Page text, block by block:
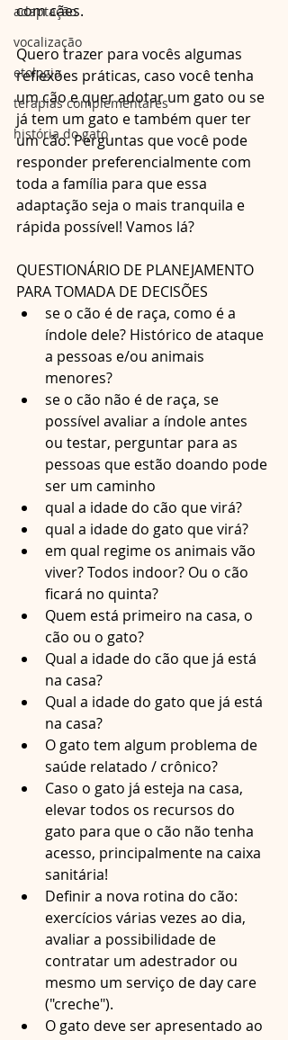
adaptação
vocalização
etologia
terapias complementares
história do gato
com cães.
Quero trazer para vocês algumas
reflexões práticas, caso você tenha
um cão e quer adotar um gato ou se
já tem um gato e também quer ter
um cão. Perguntas que você pode
responder preferencialmente com
toda a família para que essa
adaptação seja o mais tranquila e
rápida possível! Vamos lá?
QUESTIONÁRIO DE PLANEJAMENTO
PARA TOMADA DE DECISÕES
se o cão é de raça, como é a
índole dele? Histórico de ataque
a pessoas e/ou animais
menores?
se o cão não é de raça, se
possível avaliar a índole antes
ou testar, perguntar para as
pessoas que estão doando pode
ser um caminho
qual a idade do cão que virá?
qual a idade do gato que virá?
em qual regime os animais vão
viver? Todos indoor? Ou o cão
ficará no quinta?
Quem está primeiro na casa, o
cão ou o gato?
Qual a idade do cão que já está
na casa?
Qual a idade do gato que já está
na casa?
O gato tem algum problema de
saúde relatado / crônico?
Caso o gato já esteja na casa,
elevar todos os recursos do
gato para que o cão não tenha
acesso, principalmente na caixa
sanitária!
Definir a nova rotina do cão:
exercícios várias vezes ao dia,
avaliar a possibilidade de
contratar um adestrador ou
mesmo um serviço de day care
("creche").
O gato deve ser apresentado ao